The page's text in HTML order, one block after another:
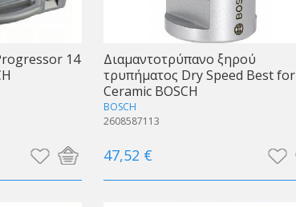
14
Διαμαντοτρύπανο ξηρού
τρυπήματος Dry Speed Best for
Ceramic BOSCH
BOSCH
2608587113
47,52 €